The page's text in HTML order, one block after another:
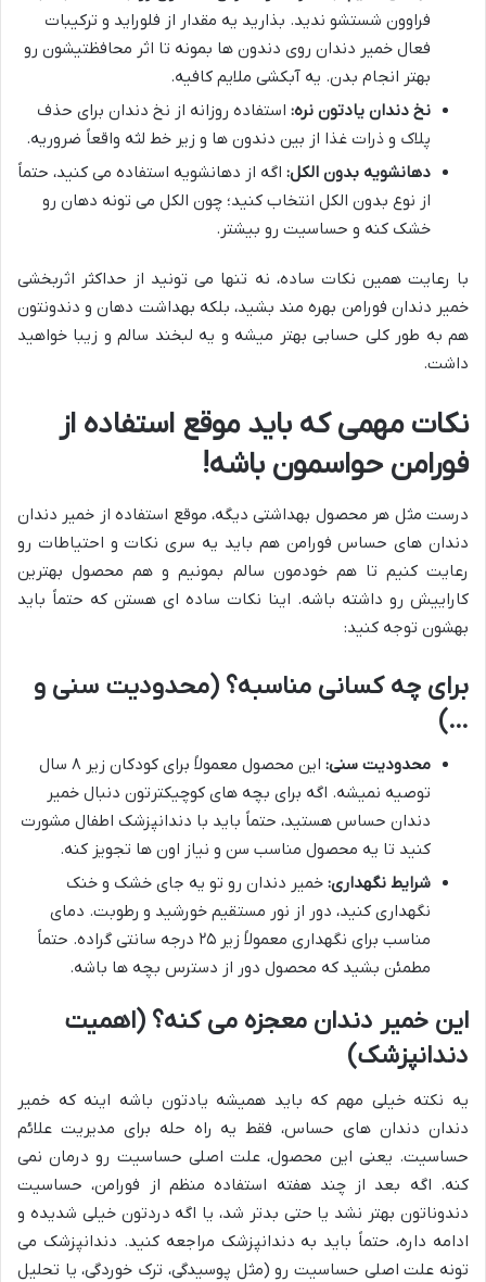
فراوون شستشو ندید. بذارید یه مقدار از فلوراید و ترکیبات
فعال خمیر دندان روی دندون ها بمونه تا اثر محافظتیشون رو
بهتر انجام بدن. یه آبکشی ملایم کافیه.
نخ دندان یادتون نره: استفاده روزانه از نخ دندان برای حذف
پلاک و ذرات غذا از بین دندون ها و زیر خط لثه واقعاً ضروریه.
دهانشویه بدون الکل: اگه از دهانشویه استفاده می کنید، حتماً
از نوع بدون الکل انتخاب کنید؛ چون الکل می تونه دهان رو
خشک کنه و حساسیت رو بیشتر.
با رعایت همین نکات ساده، نه تنها می تونید از حداکثر اثربخشی
خمیر دندان فورامن بهره مند بشید، بلکه بهداشت دهان و دندونتون
هم به طور کلی حسابی بهتر میشه و یه لبخند سالم و زیبا خواهید
داشت.
نکات مهمی که باید موقع استفاده از
فورامن حواسمون باشه!
درست مثل هر محصول بهداشتی دیگه، موقع استفاده از خمیر دندان
دندان های حساس فورامن هم باید یه سری نکات و احتیاطات رو
رعایت کنیم تا هم خودمون سالم بمونیم و هم محصول بهترین
کاراییش رو داشته باشه. اینا نکات ساده ای هستن که حتماً باید
بهشون توجه کنید:
برای چه کسانی مناسبه؟ (محدودیت سنی و
…)
محدودیت سنی:
این محصول معمولاً برای کودکان زیر ۸ سال
توصیه نمیشه. اگه برای بچه های کوچیکترتون دنبال خمیر
دندان حساس هستید، حتماً باید با دندانپزشک اطفال مشورت
کنید تا یه محصول مناسب سن و نیاز اون ها تجویز کنه.
شرایط نگهداری: خمیر دندان رو تو یه جای خشک و خنک
نگهداری کنید، دور از نور مستقیم خورشید و رطوبت. دمای
مناسب برای نگهداری معمولاً زیر ۲۵ درجه سانتی گراده. حتماً
مطمئن بشید که محصول دور از دسترس بچه ها باشه.
این خمیر دندان معجزه می کنه؟ (اهمیت
دندانپزشک)
یه نکته خیلی مهم که باید همیشه یادتون باشه اینه که خمیر
دندان دندان های حساس، فقط یه راه حله برای مدیریت علائم
حساسیت. یعنی این محصول، علت اصلی حساسیت رو درمان نمی
کنه. اگه بعد از چند هفته استفاده منظم از فورامن، حساسیت
دندوناتون بهتر نشد یا حتی بدتر شد، یا اگه دردتون خیلی شدیده و
ادامه داره، حتماً باید به دندانپزشک مراجعه کنید. دندانپزشک می
تونه علت اصلی حساسیت رو (مثل پوسیدگی، ترک خوردگی، یا تحلیل